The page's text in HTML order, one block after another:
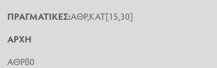
ΠΡΑΓΜΑΤΙΚΕΣ:ΑΘΡ,ΚΑΤ[15,30]
ΑΡΧΗ
ΑΘΡß0